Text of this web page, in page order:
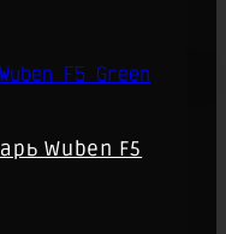
Wuben F5